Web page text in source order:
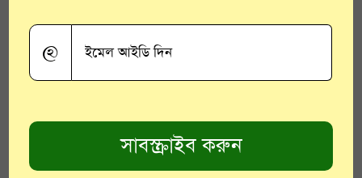
আইনত দণ্ডনীয় অপরাধ। তাছাড়া পুলিস
যদি মিথ্যাচার করে তাহলে জনমানসে
গিয়েছিলেন এই দম্পতি। সেই অভিযান
ব্যর্থ হয়। ব্যর্থতা লুকোতে এভারেস্ট জয়ের
নকল ছবি পেশ করেছিলেন এই দম্পতি।
@